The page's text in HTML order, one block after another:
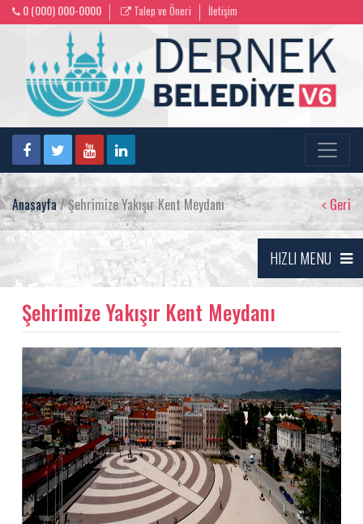
0 (000) 000-0000 Talep ve Öneri İletişim
Anasayfa/ Şehrimize Yakışır Kent Meydanı Geri
HIZLI MENU
Şehrimize Yakışır Kent Meydanı